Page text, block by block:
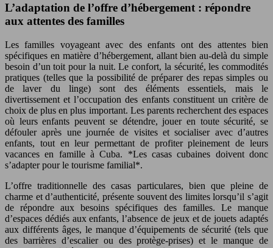
L’adaptation de l’offre d’hébergement : répondre
aux attentes des familles
Les familles voyageant avec des enfants ont des attentes bien
spécifiques en matière d’hébergement, allant bien au-delà du simple
besoin d’un toit pour la nuit. Le confort, la sécurité, les commodités
pratiques (telles que la possibilité de préparer des repas simples ou
de laver du linge) sont des éléments essentiels, mais le
divertissement et l’occupation des enfants constituent un critère de
choix de plus en plus important. Les parents recherchent des espaces
où leurs enfants peuvent se détendre, jouer en toute sécurité, se
défouler après une journée de visites et socialiser avec d’autres
enfants, tout en leur permettant de profiter pleinement de leurs
vacances en famille à Cuba. *Les casas cubaines doivent donc
s’adapter pour le tourisme familial*.
L’offre traditionnelle des casas particulares, bien que pleine de
charme et d’authenticité, présente souvent des limites lorsqu’il s’agit
de répondre aux besoins spécifiques des familles. Le manque
d’espaces dédiés aux enfants, l’absence de jeux et de jouets adaptés
aux différents âges, le manque d’équipements de sécurité (tels que
des barrières d’escalier ou des protège-prises) et le manque de